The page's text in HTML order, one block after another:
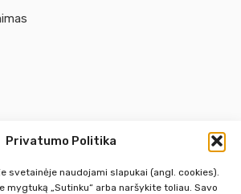
Privatumo Politika
svetainėje naudojami slapukai (angl. cookies).
mygtuką „Sutinku“ arba naršykite toliau. Savo